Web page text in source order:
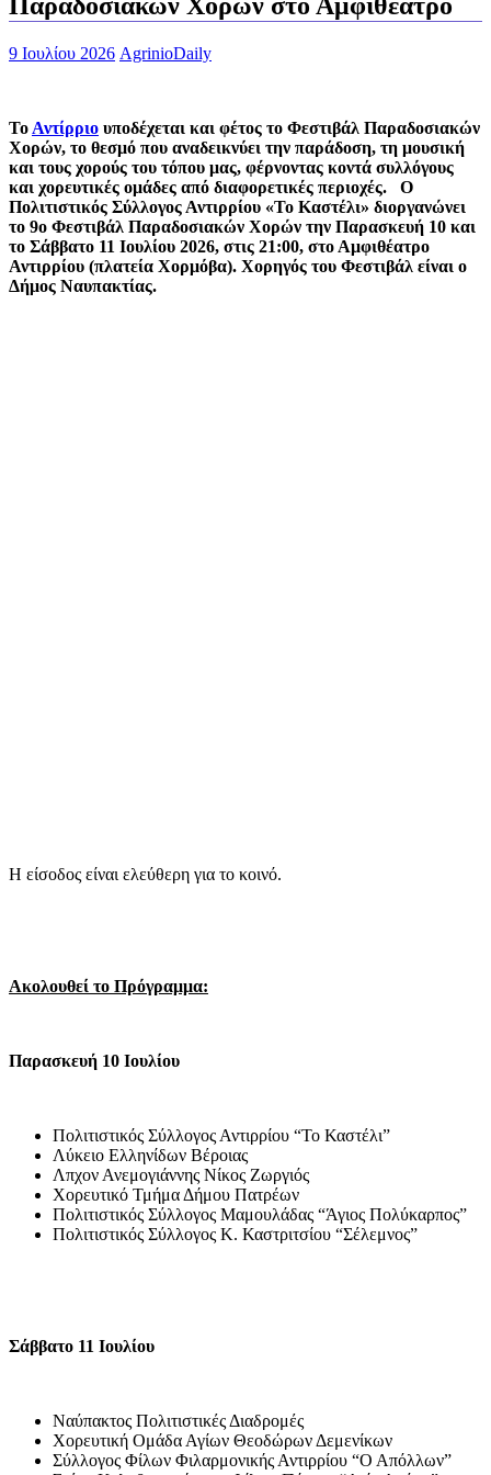
9 Ιουλίου 2026 AgrinioDaily
Το Αντίρριο υποδέχεται και φέτος το Φεστιβάλ Παραδοσιακών
Χορών, το θεσμό που αναδεικνύει την παράδοση, τη μουσική
και τους χορούς του τόπου μας, φέρνοντας κοντά συλλόγους
και χορευτικές ομάδες από διαφορετικές περιοχές. Ο
Πολιτιστικός Σύλλογος Αντιρρίου «Το Καστέλι» διοργανώνει
το 9ο Φεστιβάλ Παραδοσιακών Χορών την Παρασκευή 10 και
το Σάββατο 11 Ιουλίου 2026, στις 21:00, στο Αμφιθέατρο
Αντιρρίου (πλατεία Χορμόβα). Χορηγός του Φεστιβάλ είναι ο
Δήμος Ναυπακτίας.
Η είσοδος είναι ελεύθερη για το κοινό.
Ακολουθεί το Πρόγραμμα:
Παρασκευή 10 Ιουλίου
Πολιτιστικός Σύλλογος Αντιρρίου “Το Καστέλι”
Λύκειο Ελληνίδων Βέροιας
Λπχον Ανεμογιάννης Νίκος Ζωργιός
Χορευτικό Τμήμα Δήμου Πατρέων
Πολιτιστικός Σύλλογος Μαμουλάδας “Άγιος Πολύκαρπος”
Πολιτιστικός Σύλλογος Κ. Καστριτσίου “Σέλεμνος”
Σάββατο 11 Ιουλίου
Ναύπακτος Πολιτιστικές Διαδρομές
Χορευτική Ομάδα Αγίων Θεοδώρων Δεμενίκων
Σύλλογος Φίλων Φιλαρμονικής Αντιρρίου “Ο Απόλλων”